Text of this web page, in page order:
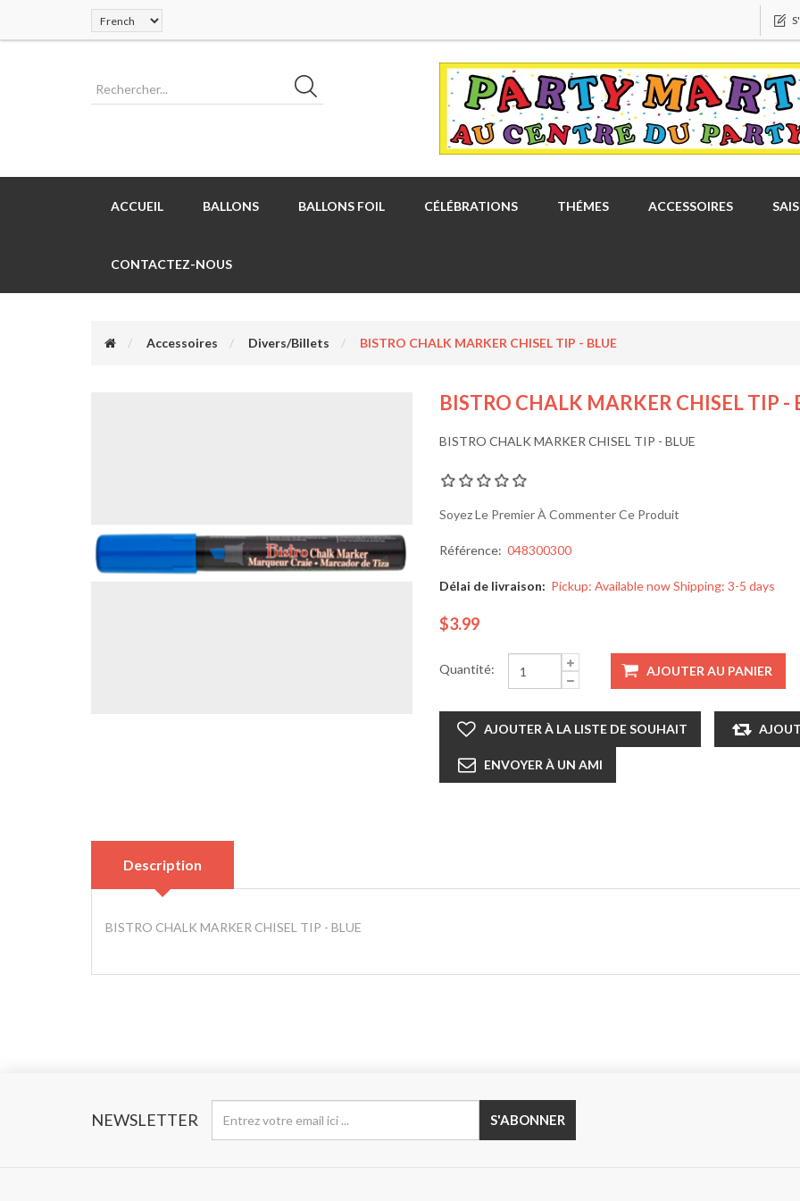
ACCUEIL BALLONS BALLONS FOIL CÉLÉBRATIONS THÉMES ACCESSOIRES
CONTACTEZ-NOUS
Accessoires Divers/Billets BISTRO CHALK MARKER CHISEL TIP - BLUE
BISTRO CHALK MARKER CHISEL TIP -
BISTRO CHALK MARKER CHISEL TIP - BLUE
Soyez Le Premier À Commenter Ce Produit
Référence: 048300300
Délai de livraison: Pickup: Available now Shipping: 3-5 days
$3.99
Quantité:
Description
BISTRO CHALK MARKER CHISEL TIP - BLUE
NEWSLETTER